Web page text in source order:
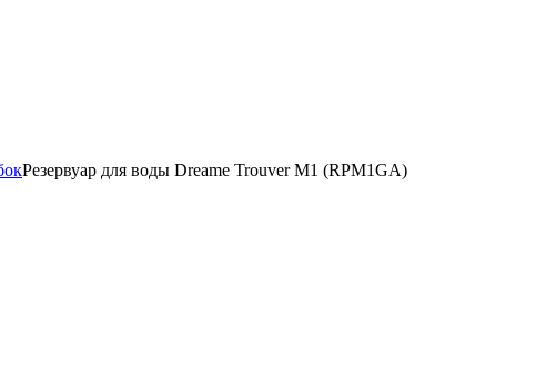
Резервуар для воды Dreame Trouver M1 (RPM1GA)